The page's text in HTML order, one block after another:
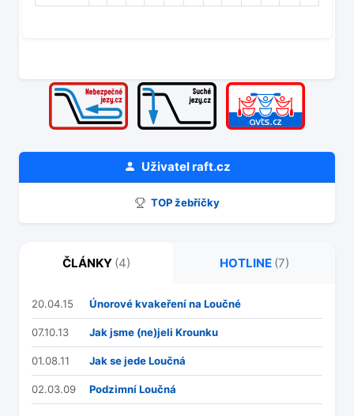
Uživatelraft.cz
TOP žebříčky
ČLÁNKY (4) HOTLINE (7)
20.04.15 Únorové kvakeření na Loučné
07.10.13 Jak jsme (ne)jeli Krounku
01.08.11 Jak se jede Loučná
02.03.09 Podzimní Loučná